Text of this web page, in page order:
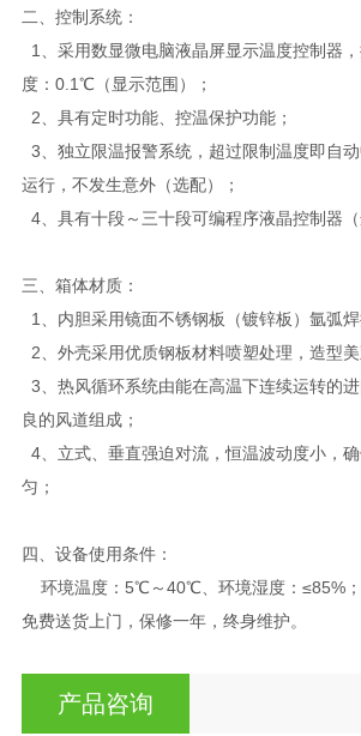
二、控制系统：
1、采用数显微电脑液晶屏显示温度控制器
度：0.1℃（显示范围）；
2、具有定时功能、控温保护功能；
3、独立限温报警系统，超过限制温度即自
运行，不发生意外（选配）；
4、具有十段～三十段可编程序液晶控制器（
三、箱体材质：
1、内胆采用镜面不锈钢板（镀锌板）氩弧焊
2、外壳采用优质钢板材料喷塑处理，造型美
3、热风循环系统由能在高温下连续运转的
良的风道组成；
4、立式、垂直强迫对流，恒温波动度小，
匀；
四、 设备使用条件：
环境温度：5℃～40℃、环境湿度：≤85%；
免费送货上门，保修一年，终身维护。
产品咨询